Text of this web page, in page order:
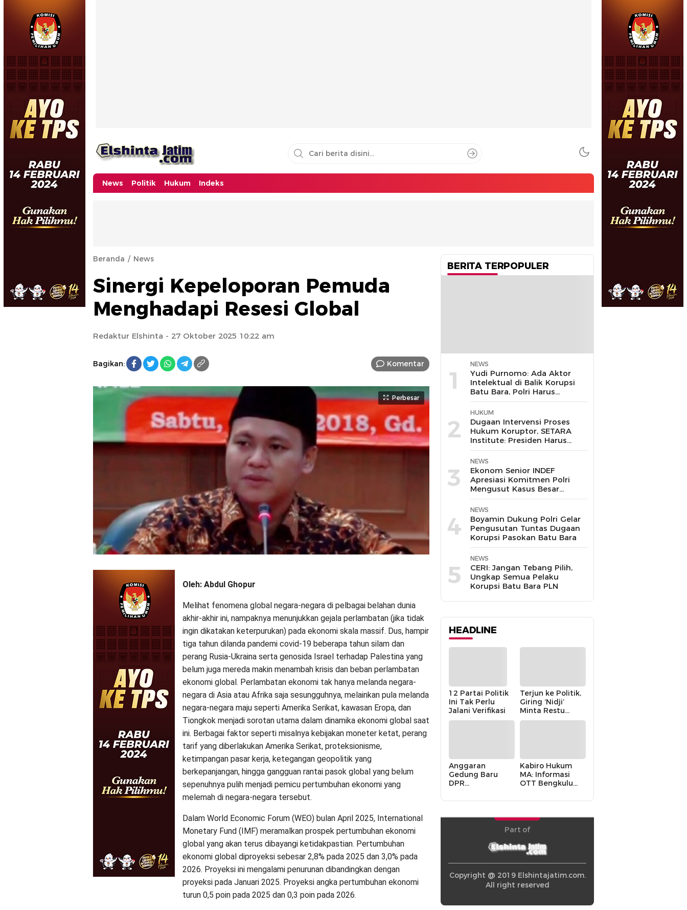
News Politik Hukum Indeks
Beranda News
Sinergi Kepeloporan Pemuda
Menghadapi Resesi Global
Redaktur Elshinta - 27 Oktober 2025 10:22 am
Bagikan: Komentar
Perbesar
Oleh: Abdul Ghopur
Melihat fenomena global negara-negara di pelbagai belahan dunia
akhir-akhir ini, nampaknya menunjukkan gejala perlambatan (jika tidak
ingin dikatakan keterpurukan) pada ekonomi skala massif. Dus, hampir
tiga tahun dilanda pandemi covid-19 beberapa tahun silam dan
perang Rusia-Ukraina serta genosida Israel terhadap Palestina yang
belum juga mereda makin menambah krisis dan beban perlambatan
ekonomi global. Perlambatan ekonomi tak hanya melanda negara-
negara di Asia atau Afrika saja sesungguhnya, melainkan pula melanda
negara-negara maju seperti Amerika Serikat, kawasan Eropa, dan
Tiongkok menjadi sorotan utama dalam dinamika ekonomi global saat
ini. Berbagai faktor seperti misalnya kebijakan moneter ketat, perang
tarif yang diberlakukan Amerika Serikat, proteksionisme,
ketimpangan pasar kerja, ketegangan geopolitik yang
berkepanjangan, hingga gangguan rantai pasok global yang belum
sepenuhnya pulih menjadi pemicu pertumbuhan ekonomi yang
melemah di negara-negara tersebut.
Dalam World Economic Forum (WEO) bulan April 2025, International
Monetary Fund (IMF) meramalkan prospek pertumbuhan ekonomi
global yang akan terus dibayangi ketidakpastian. Pertumbuhan
ekonomi global diproyeksi sebesar 2,8% pada 2025 dan 3,0% pada
2026. Proyeksi ini mengalami penurunan dibandingkan dengan
proyeksi pada Januari 2025. Proyeksi angka pertumbuhan ekonomi
turun 0,5 poin pada 2025 dan 0,3 poin pada 2026.
BERITA TERPOPULER
1
NEWS
Yudi Purnomo: Ada Aktor
Intelektual di Balik Korupsi
Batu Bara, Polri Harus
Bongkar
2
HUKUM
Dugaan Intervensi Proses
Hukum Koruptor, SETARA
Institute: Presiden Harus
Pastikan TNI Tak
Disalahgunakan
3
NEWS
Ekonom Senior INDEF
Apresiasi Komitmen Polri
Mengusut Kasus Besar
hingga Tuntas
4
NEWS
Boyamin Dukung Polri Gelar
Pengusutan Tuntas Dugaan
Korupsi Pasokan Batu Bara
5
NEWS
CERI: Jangan Tebang Pilih,
Ungkap Semua Pelaku
Korupsi Batu Bara PLN
HEADLINE
12 Partai Politik
Ini Tak Perlu
Jalani Verifikasi
Terjun ke Politik,
Giring ‘Nidji’
Minta Restu
Keluarga
Anggaran
Gedung Baru
DPR
Cair karena
Budi” Pemerintah
Kabiro Hukum
MA: Informasi
OTT Bengkulu
Internal MA
Part of
Copyright @ 2019 Elshintajatim.com.
All right reserved